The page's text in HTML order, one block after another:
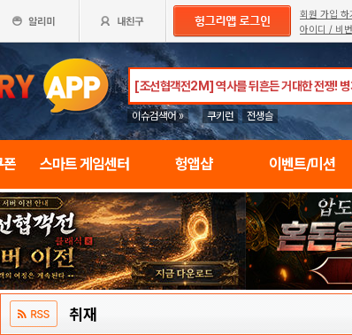
회원 가입 하
아이디 / 비
이슈검색어 » 쿠키런 전생슬
폰 스마트 게임센터 헝앱샵 이벤트/미션
취재